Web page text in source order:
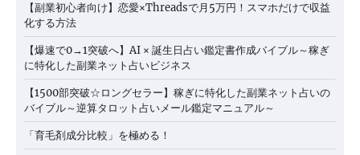
【副業初心者向け】恋愛×Threadsで月5万円！スマホだけで収益
化する方法
【爆速で0→1突破へ】AI × 誕生日占い鑑定書作成バイブル～稼ぎ
に特化した副業ネット占いビジネス
【1500部突破☆ロングセラー】稼ぎに特化した副業ネット占いの
バイブル～逆算タロット占いメール鑑定マニュアル～
「育毛剤成分比較」を極める！